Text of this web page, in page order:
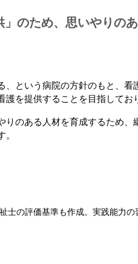
」のため、思いやりの
という病院の方針のもと、
を提供することを目指してお
りのある人材を育成するため
士の評価基準も作成。実践能力